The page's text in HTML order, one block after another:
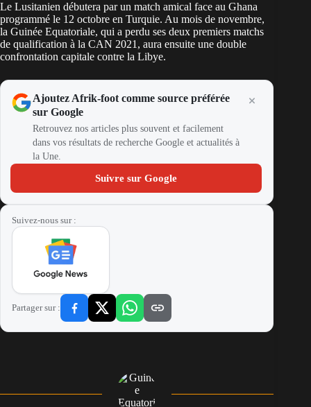
Le Lusitanien débutera par un match amical face au Ghana
programmé le 12 octobre en Turquie. Au mois de novembre,
la Guinée Equatoriale, qui a perdu ses deux premiers matchs
de qualification à la CAN 2021, aura ensuite une double
confrontation capitale contre la Libye.
Ajoutez Afrik-foot comme source préférée
sur Google
Retrouvez nos articles plus souvent et facilement
dans vos résultats de recherche Google et actualités à
la Une.
Suivre sur Google
Suivez-nous sur :
Partager sur :